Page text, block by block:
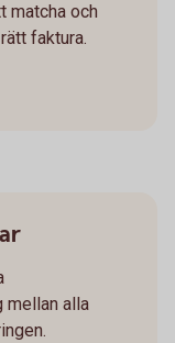
matcha och
faktura.
mellan alla